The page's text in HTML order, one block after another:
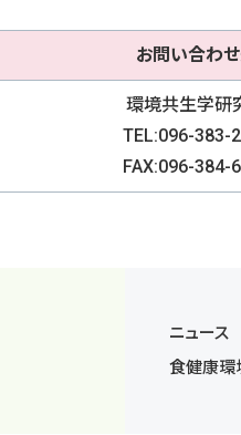
お問い合わ
環境共生学研
TEL:096-383-
FAX:096-384-
ニュース
食健康環